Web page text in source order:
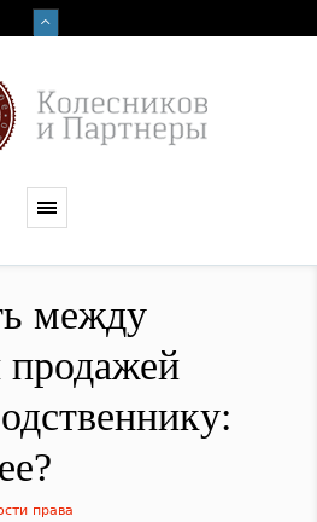
между
продажей
права